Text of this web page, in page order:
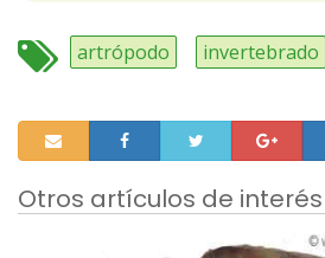
artrópodo invertebrado
Otros artículos de interés